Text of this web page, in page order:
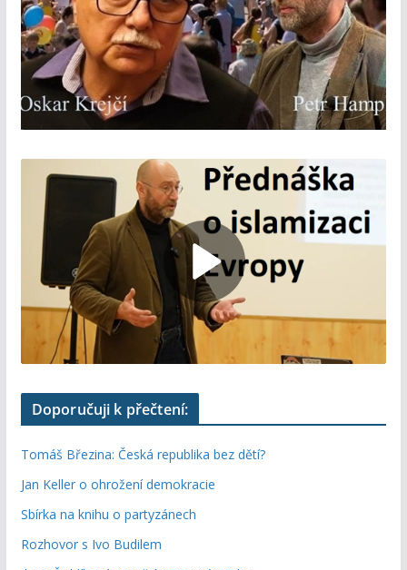
Doporučuji k přečtení:
Tomáš Březina: Česká republika bez dětí?
Jan Keller o ohrožení demokracie
Sbírka na knihu o partyzánech
Rozhovor s Ivo Budilem